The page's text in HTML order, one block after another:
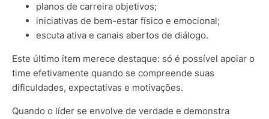
planos de carreira objetivos;
iniciativas de bem-estar físico e emocional;
escuta ativa e canais abertos de diálogo.
Este último item merece destaque: só é possível apoiar o
time efetivamente quando se compreende suas
dificuldades, expectativas e motivações.
Quando o líder se envolve de verdade e demonstra